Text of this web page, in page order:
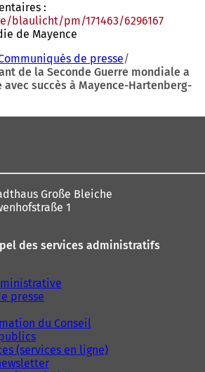
nouvel
:
blaulicht/pm/171463/6296167
onglet)
de Mayence
de presse
de la Seconde Guerre mondiale a
succès à Mayence-Hartenberg-
Große Bleiche
1
des services administratifs
presse
du Conseil
(services en ligne)